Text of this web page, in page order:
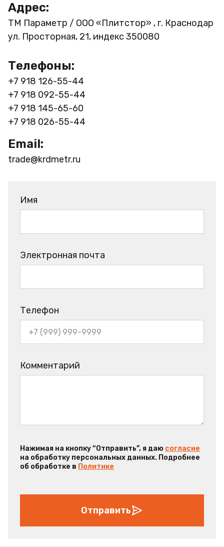
Адрес:
ТМ Параметр / ООО «Плитстор» , г. Краснодар
ул. Просторная, 21, индекс 350080
Телефоны:
+7 918 126-55-44
+7 918 092-55-44
+7 918 145-65-60
+7 918 026-55-44
Email:
trade@krdmetr.ru
Имя
Электронная почта
Телефон
Комментарий
Нажимая на кнопку “Отправить”, я даю согласие
на обработку персональных данных. Подробнее
об обработке в Политике
Отправить